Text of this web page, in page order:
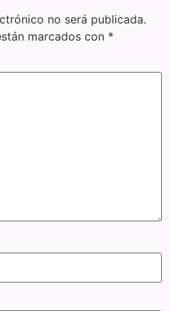
no será publicada.
marcados con *